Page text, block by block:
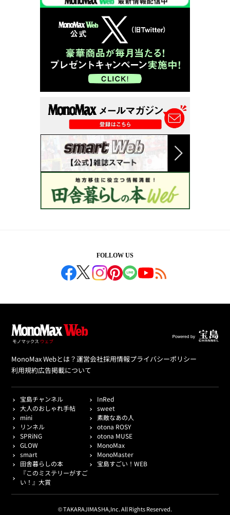
FOLLOW US
MonoMax Webとは？運営会社採用情報プライバシーポリシー
利用規約広告掲載について
宝島チャンネル
InRed
大人のおしゃれ手帖
sweet
mini
素敵なあの人
リンネル
otona ROSY
SPRiNG
otona MUSE
GLOW
MonoMax
smart
MonoMaster
田舎暮らしの本
宝島すごい！WEB
『このミステリーがすご
い！』大賞
© TAKARAJIMASHA,Inc. All Rights Reserved.